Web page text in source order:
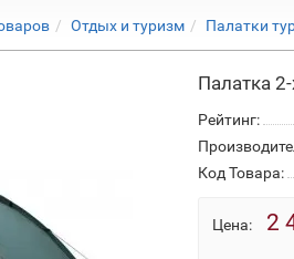
Отдых и туризм Палатки
Палатка
Рейтинг:
Код Товара:
Цена: 2